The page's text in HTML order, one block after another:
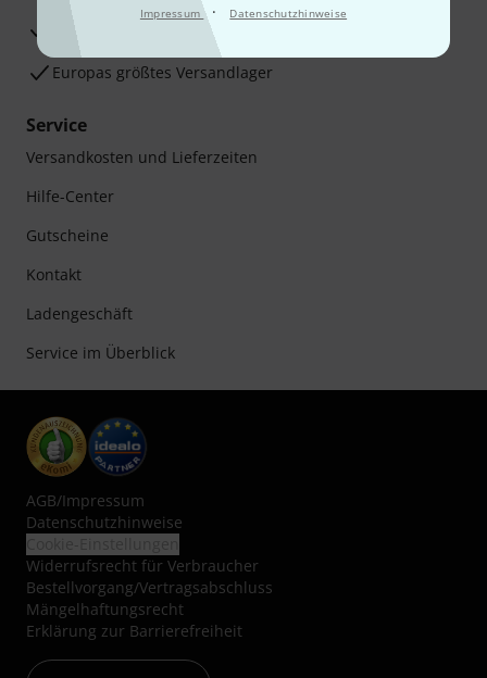
Impressum · Datenschutzhinweise
Zufriedenheitsgarantie
Europas größtes Versandlager
Service
Versandkosten und Lieferzeiten
Hilfe-Center
Gutscheine
Kontakt
Ladengeschäft
Service im Überblick
AGB/Impressum
Datenschutzhinweise
Widerrufsrecht für Verbraucher
Bestellvorgang/Vertragsabschluss
Mängelhaftungsrecht
Erklärung zur Barrierefreiheit